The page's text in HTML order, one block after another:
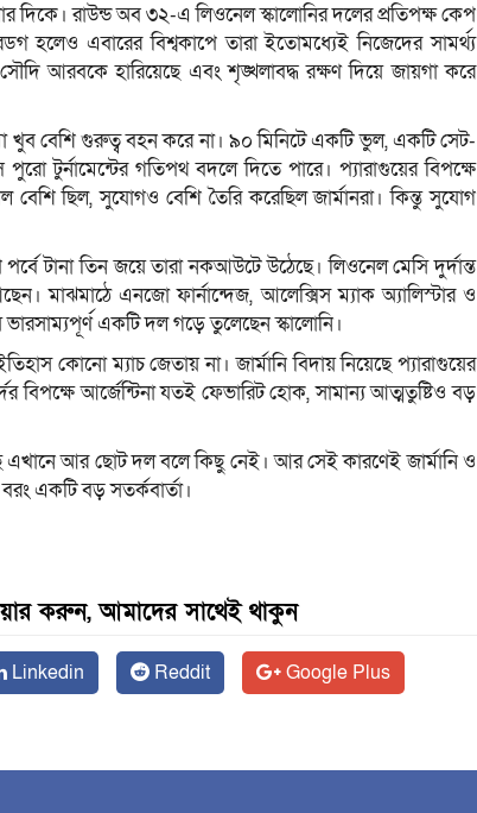
দিকে। রাউন্ড অব ৩২-এ লিওনেল স্কালোনির দলের প্রতিপক্ষ কেপ
হলেও এবারের বিশ্বকাপে তারা ইতোমধ্যেই নিজেদের সামর্থ্য
আরবকে হারিয়েছে এবং শৃঙ্খলাবদ্ধ রক্ষণ দিয়ে জায়গা করে
খুব বেশি গুরুত্ব বহন করে না। ৯০ মিনিটে একটি ভুল, একটি সেট-
টুর্নামেন্টের গতিপথ বদলে দিতে পারে। প্যারাগুয়ের বিপক্ষে
বেশি ছিল, সুযোগও বেশি তৈরি করেছিল জার্মানরা। কিন্তু সুযোগ
টানা তিন জয়ে তারা নকআউটে উঠেছে। লিওনেল মেসি দুর্দান্ত
মাঝমাঠে এনজো ফার্নান্দেজ, আলেক্সিস ম্যাক অ্যালিস্টার ও
ভারসাম্যপূর্ণ একটি দল গড়ে তুলেছেন স্কালোনি।
কোনো ম্যাচ জেতায় না। জার্মানি বিদায় নিয়েছে প্যারাগুয়ের
বিপক্ষে আর্জেন্টিনা যতই ফেভারিট হোক, সামান্য আত্মতুষ্টিও বড়
এখানে আর ছোট দল বলে কিছু নেই। আর সেই কারণেই জার্মানি ও
একটি বড় সতর্কবার্তা।
করুন, আমাদের সাথেই থাকুন
Linkedin Reddit
Google Plus